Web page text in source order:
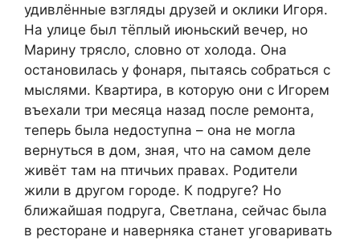
удивлённые взгляды друзей и оклики Игоря.
На улице был тёплый июньский вечер, но
Марину трясло, словно от холода. Она
остановилась у фонаря, пытаясь собраться с
мыслями. Квартира, в которую они с Игорем
въехали три месяца назад после ремонта,
теперь была недоступна – она не могла
вернуться в дом, зная, что на самом деле
живёт там на птичьих правах. Родители
жили в другом городе. К подруге? Но
ближайшая подруга, Светлана, сейчас была
в ресторане и наверняка станет уговаривать